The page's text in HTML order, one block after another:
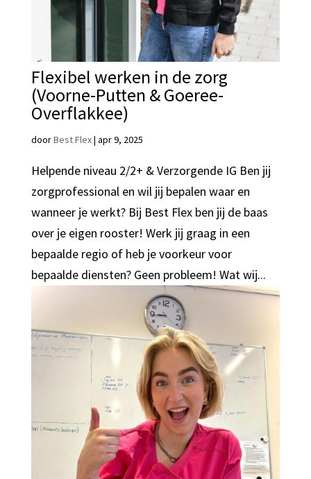
Flexibel werken in de zorg
(Voorne-Putten & Goeree-
Overflakkee)
doorBest Flex| apr 9, 2025
Helpende niveau 2/2+ & Verzorgende IG Ben jij
zorgprofessional en wil jij bepalen waar en
wanneer je werkt? Bij Best Flex ben jij de baas
over je eigen rooster! Werk jij graag in een
bepaalde regio of heb je voorkeur voor
bepaalde diensten? Geen probleem! Wat wij...